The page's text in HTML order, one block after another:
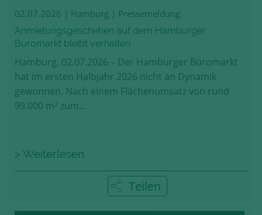
02.07.2026 | Hamburg | Pressemeldung
Anmietungsgeschehen auf dem Hamburger
Büromarkt bleibt verhalten
Hamburg, 02.07.2026 – Der Hamburger Büromarkt
hat im ersten Halbjahr 2026 nicht an Dynamik
gewonnen. Nach einem Flächenumsatz von rund
99.000 m² zum…
> Weiterlesen
Teilen